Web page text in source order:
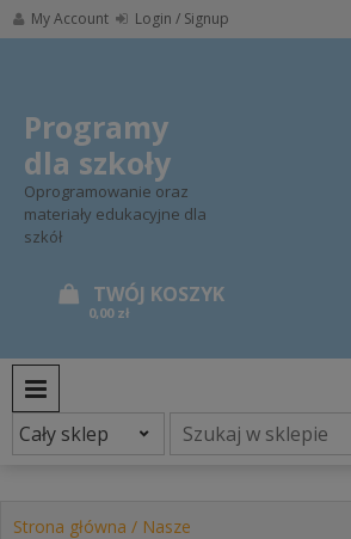
Skip
to
My Account Login / Signup
Programy
dla szkoły
Oprogramowanie oraz
materiały edukacyjne dla
szkół
0,00 zł
Strona główna / Nasze